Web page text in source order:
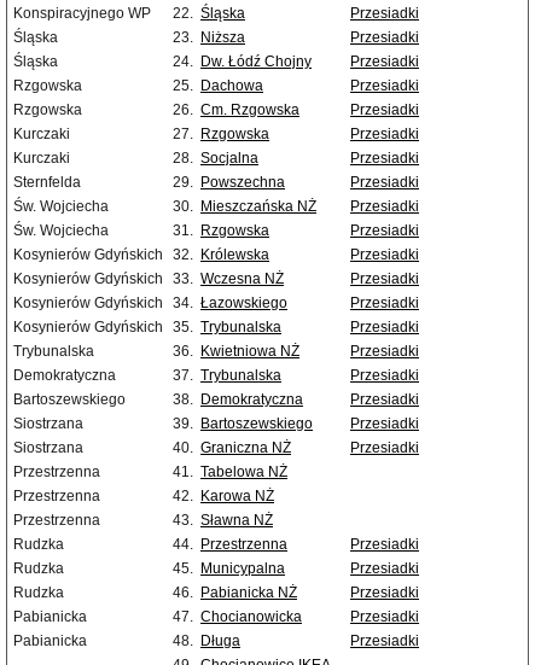
Konspiracyjnego WP
22. Śląska
Przesiadki
Śląska
23. Niższa
Przesiadki
Śląska
24. Dw. Łódź Chojny
Przesiadki
Rzgowska
25. Dachowa
Przesiadki
Rzgowska
26. Cm. Rzgowska
Przesiadki
Kurczaki
27. Rzgowska
Przesiadki
Kurczaki
28. Socjalna
Przesiadki
Sternfelda
29. Powszechna
Przesiadki
Św. Wojciecha
30. Mieszczańska NŻ
Przesiadki
Św. Wojciecha
31. Rzgowska
Przesiadki
Kosynierów Gdyńskich
32. Królewska
Przesiadki
Kosynierów Gdyńskich
33. Wczesna NŻ
Przesiadki
Kosynierów Gdyńskich
34. Łazowskiego
Przesiadki
Kosynierów Gdyńskich
35. Trybunalska
Przesiadki
Trybunalska
36. Kwietniowa NŻ
Przesiadki
Demokratyczna
37. Trybunalska
Przesiadki
Bartoszewskiego
38. Demokratyczna
Przesiadki
Siostrzana
39. Bartoszewskiego
Przesiadki
Siostrzana
40. Graniczna NŻ
Przesiadki
Przestrzenna
41. Tabelowa NŻ
Przestrzenna
42. Karowa NŻ
Przestrzenna
43. Sławna NŻ
Rudzka
44. Przestrzenna
Przesiadki
Rudzka
45. Municypalna
Przesiadki
Rudzka
46. Pabianicka NŻ
Przesiadki
Pabianicka
47. Chocianowicka
Przesiadki
Pabianicka
48. Długa
Przesiadki